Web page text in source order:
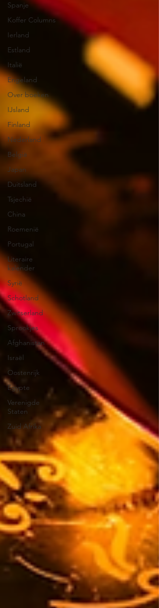
Spanje
Koffer Columns
Ierland
Estland
Italië
Engeland
Over boeken
IJsland
Finland
Nederland
België
Japan
Duitsland
Tsjechië
China
Roemenië
Portugal
Literaire
kalender
Syrië
Schotland
Zwitserland
Sprookjes
Afghanistan
Israël
Oostenrijk
Egypte
Verenigde
Staten
Zuid Afrika